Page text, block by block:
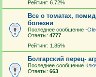
Рейтинг: 6.72%
Все о томатах,
болезни
Последнее сообщение -
Ответы: 4777
Рейтинг: 1.85%
Болгарский перец-
Последнее сообщение
Ответы: 663